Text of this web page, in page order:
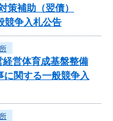
策補助（翌債）
競争入札公告
経営体育成基盤整備
に関する一般競争入